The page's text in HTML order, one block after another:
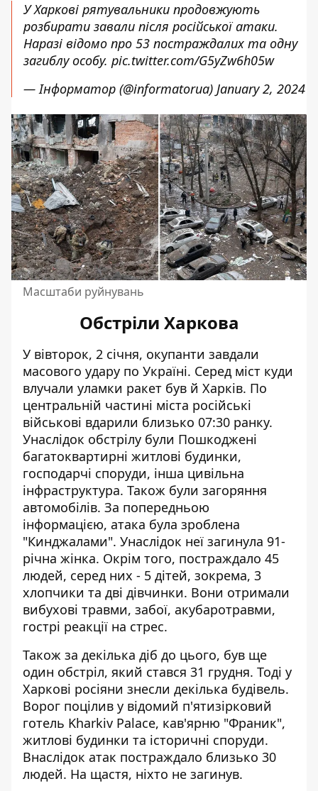
У Харкові рятувальники продовжують
розбирати завали після російської атаки.
Наразі відомо про 53 постраждалих та одну
загиблу особу. pic.twitter.com/G5yZw6h05w
— Інформатор (@informatorua) January 2, 2024
Масштаби руйнувань
Обстріли Харкова
У вівторок, 2 січня, окупанти завдали
масового удару по Україні. Серед міст куди
влучали уламки ракет був й Харків. По
центральній частині міста російські
військові вдарили близько 07:30 ранку.
Унаслідок обстрілу були Пошкоджені
багатоквартирні житлові будинки,
господарчі споруди, інша цивільна
інфраструктура. Також були загоряння
автомобілів. За попередньою
інформацією, атака була зроблена
"Кинджалами". Унаслідок неї загинула 91-
річна жінка. Окрім того, постраждало 45
людей, серед них - 5 дітей, зокрема, 3
хлопчики та дві дівчинки. Вони отримали
вибухові травми, забої, акубаротравми,
гострі реакції на стрес.
Також за декілька діб до цього, був ще
один обстріл, який стався 31 грудня. Тоді у
Харкові росіяни знесли декілька будівель.
Ворог поцілив у відомий п'ятизірковий
готель Kharkiv Palace, кав'ярню "Франик",
житлові будинки та історичні споруди.
Внаслідок атак постраждало близько 30
людей. На щастя, ніхто не загинув.